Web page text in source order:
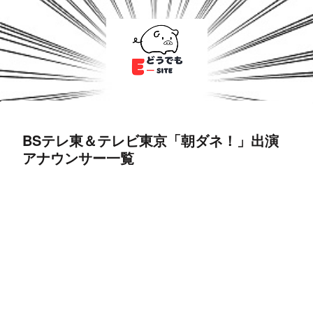
BSテレ東＆テレビ東京「朝ダネ！」出演
アナウンサー一覧